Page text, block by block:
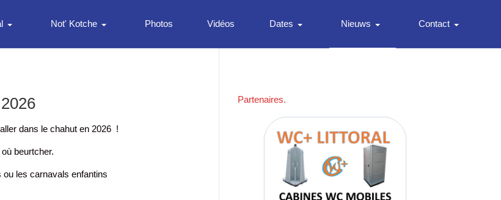
Not' Kotche Photos Vidéos Dates Nieuws Contact
dans le chahut en 2026 !
beurtcher.
les carnavals enfantins
Partenaires